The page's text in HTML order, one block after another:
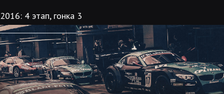
2016: 4 этап, гонка 3